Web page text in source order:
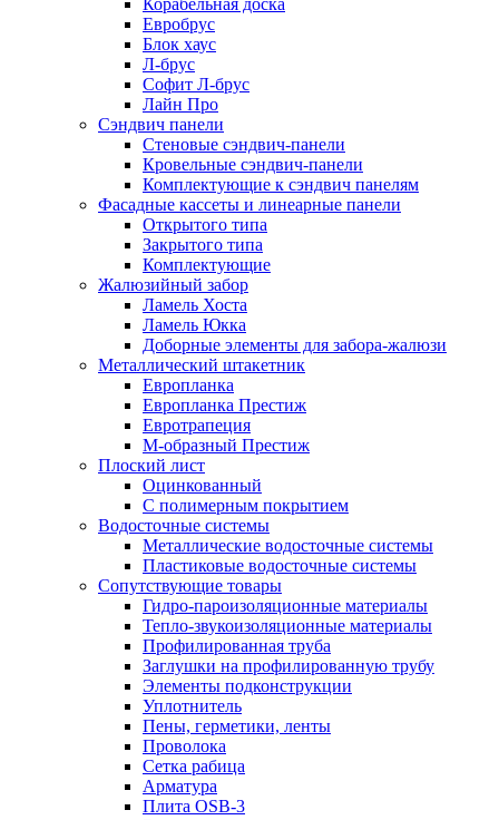
Корабельная доска
Евробрус
Блок хаус
Л-брус
Софит Л-брус
Лайн Про
Сэндвич панели
Стеновые сэндвич-панели
Кровельные сэндвич-панели
Комплектующие к сэндвич панелям
Фасадные кассеты и линеарные панели
Открытого типа
Закрытого типа
Комплектующие
Жалюзийный забор
Ламель Хоста
Ламель Юкка
Доборные элементы для забора-жалюзи
Металлический штакетник
Европланка
Европланка Престиж
Евротрапеция
М-образный Престиж
Плоский лист
Оцинкованный
С полимерным покрытием
Водосточные системы
Металлические водосточные системы
Пластиковые водосточные системы
Сопутствующие товары
Гидро-пароизоляционные материалы
Тепло-звукоизоляционные материалы
Профилированная труба
Заглушки на профилированную трубу
Элементы подконструкции
Уплотнитель
Пены, герметики, ленты
Проволока
Сетка рабица
Арматура
Плита OSB-3